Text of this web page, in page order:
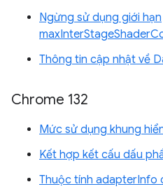
Ngừng sử dụng giới hạn
Thông tin cập nhật về
Chrome 132
Mức sử dụng khung
Kết hợp kết cấu dấu
Thuộc tính adapterInfo